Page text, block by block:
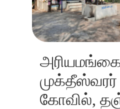
முக்தீஸ்வரர்
கோவில்,